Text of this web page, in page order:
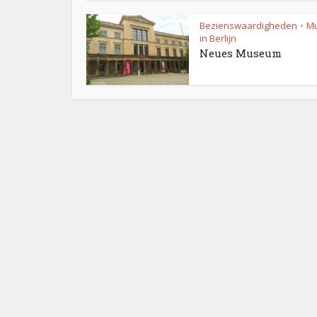
Bezienswaardigheden •
in Berlijn
Neues Museum